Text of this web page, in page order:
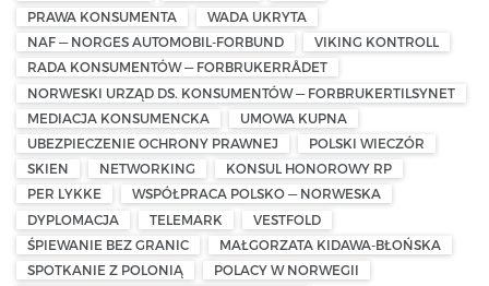
PRAWA KONSUMENTA
WADA UKRYTA
NAF — NORGES AUTOMOBIL-FORBUND
VIKING KONTROLL
RADA KONSUMENTÓW — FORBRUKERRÅDET
NORWESKI URZĄD DS. KONSUMENTÓW — FORBRUKERTILSYNET
MEDIACJA KONSUMENCKA
UMOWA KUPNA
UBEZPIECZENIE OCHRONY PRAWNEJ
POLSKI WIECZÓR
SKIEN
NETWORKING
KONSUL HONOROWY RP
PER LYKKE
WSPÓŁPRACA POLSKO — NORWESKA
DYPLOMACJA
TELEMARK
VESTFOLD
ŚPIEWANIE BEZ GRANIC
MAŁGORZATA KIDAWA-BŁOŃSKA
SPOTKANIE Z POLONIĄ
POLACY W NORWEGII